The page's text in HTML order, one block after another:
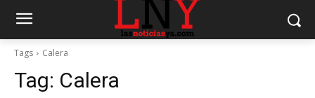
Tags Calera
Tag: Calera